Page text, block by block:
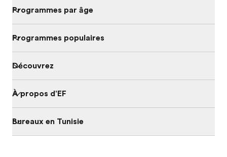
Programmes par âge
Programmes populaires
Découvrez
À propos d'EF
Bureaux en Tunisie